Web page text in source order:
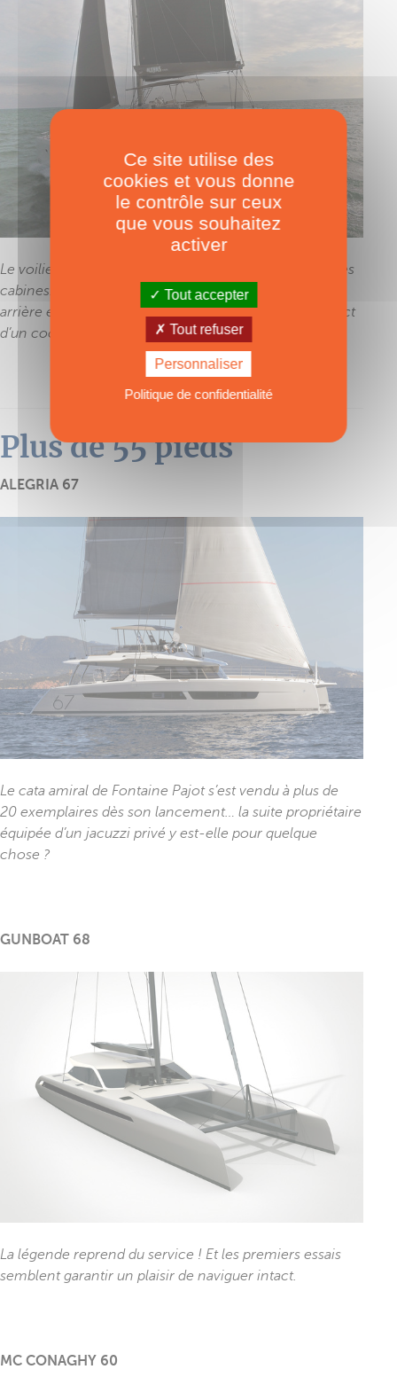
Le voilier amiral de la gamme parvient à caser six belles
cabines. Il propose également une porte basculante
arrière et une porte étanche avant pour un accès direct
d’un cockpit à l’autre.
Plus de 55 pieds
ALEGRIA 67
Le cata amiral de Fontaine Pajot s’est vendu à plus de
20 exemplaires dès son lancement… la suite propriétaire
équipée d’un jacuzzi privé y est-elle pour quelque
chose ?
GUNBOAT 68
La légende reprend du service ! Et les premiers essais
semblent garantir un plaisir de naviguer intact.
MC CONAGHY 60
Ce site utilise des
cookies et vous donne
le contrôle sur ceux
que vous souhaitez
activer
Tout accepter
Tout refuser
Personnaliser
Politique de confidentialité